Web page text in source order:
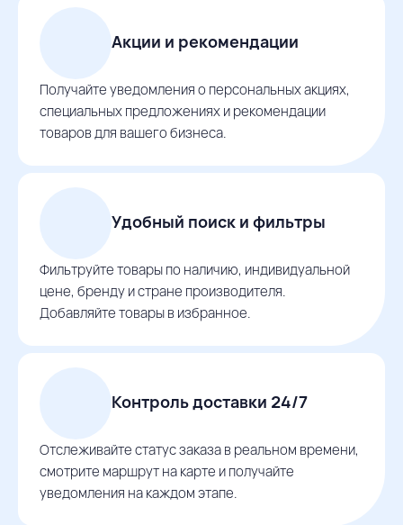
Акции и рекомендации
Получайте уведомления о персональных акциях,
специальных предложениях и рекомендации
товаров для вашего бизнеса.
Удобный поиск и фильтры
Фильтруйте товары по наличию, индивидуальной
цене, бренду и стране производителя.
Добавляйте товары в избранное.
Контроль доставки 24/7
Отслеживайте статус заказа в реальном времени,
смотрите маршрут на карте и получайте
уведомления на каждом этапе.